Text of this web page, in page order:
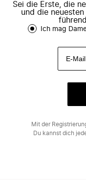
Sei die Erste, die
und die
Ich mag
Mit der
Du kannst dich